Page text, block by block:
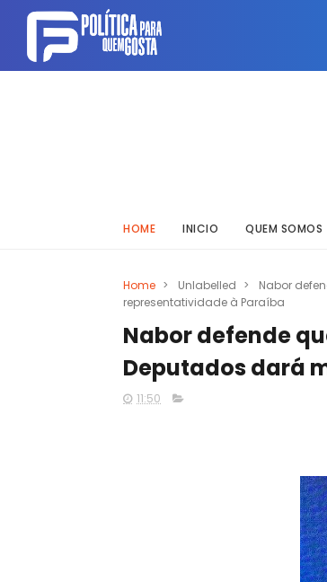
HOME INICIO QUEM SOMOS
Home > Unlabelled >
Nabor
representatividade à Paraíba
Nabor defende
Deputados dará
11:50